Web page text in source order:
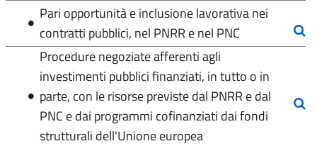
Pari opportunità e inclusione lavorativa nei
contratti pubblici, nel PNRR e nel PNC
Procedure negoziate afferenti agli
investimenti pubblici finanziati, in tutto o in
parte, con le risorse previste dal PNRR e dal
PNC e dai programmi cofinanziati dai fondi
strutturali dell'Unione europea